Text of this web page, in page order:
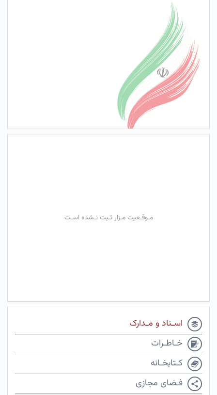
مـوقـعیت مـزار ثـبت نـشده اسـت
اسـناد و مـدارک
خـاطـرات
کـتابخـانه
فـضای مجازی